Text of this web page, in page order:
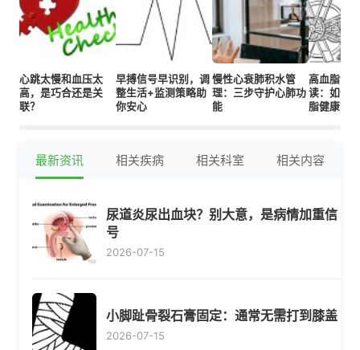
心跳太慢和血压太
高，是巧合还是关
联？
早搏信号早识别，调
整生活+监测策略助
你安心
慢性心衰肺积水管
理：三步守护心肺功
能
高血脂诊
读：如何
脂健康？
最新资讯 相关疾病 相关科室 相关内容
尿道炎尿出血块？别大意，是病情加重信
号
2026-07-15
小脚趾骨裂石膏固定：通常无需打到膝盖
2026-07-15